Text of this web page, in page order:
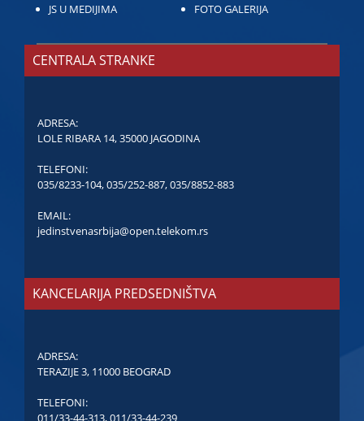
JS U MEDIJIMA
FOTO GALERIJA
CENTRALA STRANKE
ADRESA:
LOLE RIBARA 14, 35000 JAGODINA
TELEFONI:
035/8233-104,035/252-887,035/8852-883
EMAIL:
jedinstvenasrbija@open.telekom.rs
KANCELARIJA PREDSEDNIŠTVA
ADRESA:
TERAZIJE 3, 11000 BEOGRAD
TELEFONI:
011/33-44-313,011/33-44-239